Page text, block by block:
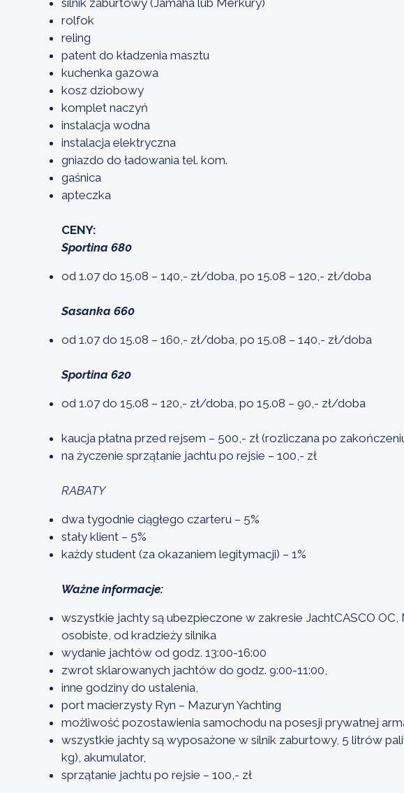
rolfok
reling
patent do kładzenia masztu
kuchenka gazowa
kosz dziobowy
komplet naczyń
instalacja wodna
instalacja elektryczna
gniazdo do ładowania tel. kom.
gaśnica
apteczka
CENY:
Sportina 680
od 1.07 do 15.08 – 140,- zł/doba, po 15.08 – 120,- zł/doba
Sasanka 660
od 1.07 do 15.08 – 160,- zł/doba, po 15.08 – 140,- zł/doba
Sportina 620
od 1.07 do 15.08 – 120,- zł/doba, po 15.08 – 90,- zł/doba
kaucja płatna przed rejsem – 500,- zł (rozliczana po
na życzenie sprzątanie jachtu po rejsie – 100,- zł
RABATY
dwa tygodnie ciągłego czarteru – 5%
stały klient – 5%
każdy student (za okazaniem legitymacji) – 1%
Ważne informacje:
wszystkie jachty są ubezpieczone w zakresie JachtCASCO OC,
osobiste, od kradzieży silnika
wydanie jachtów od godz. 13:00-16:00
zwrot sklarowanych jachtów do godz. 9:00-11:00,
inne godziny do ustalenia,
port macierzysty Ryn – Mazuryn Yachting
możliwość pozostawienia samochodu na posesji prywatnej
wszystkie jachty są wyposażone w silnik zaburtowy, 5 litrów
kg), akumulator,
sprzątanie jachtu po rejsie – 100,- zł